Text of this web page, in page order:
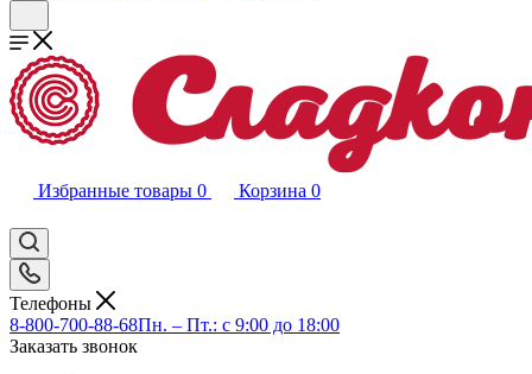
Избранные товары 0 Корзина 0
Телефоны
8-800-700-88-68Пн. – Пт.: с 9:00 до 18:00
Заказать звонок